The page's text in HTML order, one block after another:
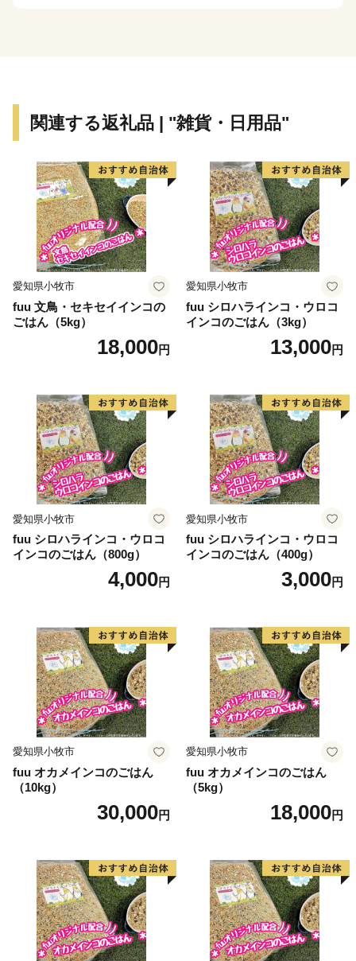
います。
い！
◆主な返礼品
・包丁（三徳包丁、万能包丁、牛刀、ペティ、果物ナイ
フ、菜切包丁、出刃包丁、刺身包丁、中華包丁、冷凍包
丁、麺切、骨スキ、パン切り、ダマスカス、ステンレ
ス、鋼、オールステンレス）
※「雑貨・日用品」＞「包丁」で検索できます
板、おたま、ピーラー、おろし器、スライサー、ステー
研ぎ器）
・ゴルフ（ゴルフプレー券、ゴルフボール（ブリヂスト
ン / TOURB / JGR )）
・食器（マグカップ）
・文房具（はさみ、ペーパーナイフ）
・爪切（つめきり/ツメキリ）
・ケアツール（散髪はさみ、毛抜き、かかと削り、耳か
き、くし）
・他刃物（ナイフ、模擬刀、居合）
・肉（飛騨牛 焼肉、しゃぶしゃぶ、すき焼き 、サー
・麺（ラーメン）
・パン
・うなぎ
・トイレットペーパー
・米 (コシヒカリ、ハツシモ) （精米、精白米、玄米）
・酒（日本酒 ）
・野菜 果物（里芋、ゆず、キウイ）
・スイーツ（アイス、ジェラート）
・飲料（水、ジュース、コーヒー、牛乳）
・体験（鵜飼、観光列車、工房見学、人間ドッグ、食事
・アウトドア（引き割ナイフ、マルチツール）
関連する返礼品 | "雑貨・日用品"
愛知県小牧市
fuu 文鳥・セキセイインコの
ごはん（5kg）
18,000円
愛知県小牧市
fuu シロハラインコ・ウロコ
インコのごはん（3kg）
13,000円
愛知県小牧市
fuu シロハラインコ・ウロコ
インコのごはん（800g）
4,000円
愛知県小牧市
fuu シロハラインコ・ウロコ
インコのごはん（400g）
3,000円
愛知県小牧市
fuu オカメインコのごはん
（10kg）
30,000円
愛知県小牧市
fuu オカメインコのごはん
（5kg）
18,000円